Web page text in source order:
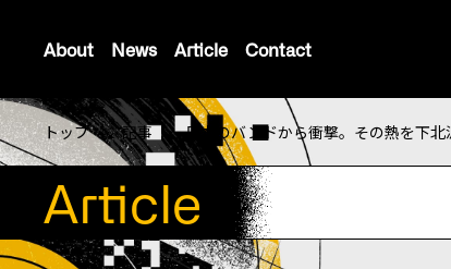
About News Article Contact
トップ > 記事 > 日本のバンドから衝撃。その熱を下
Article